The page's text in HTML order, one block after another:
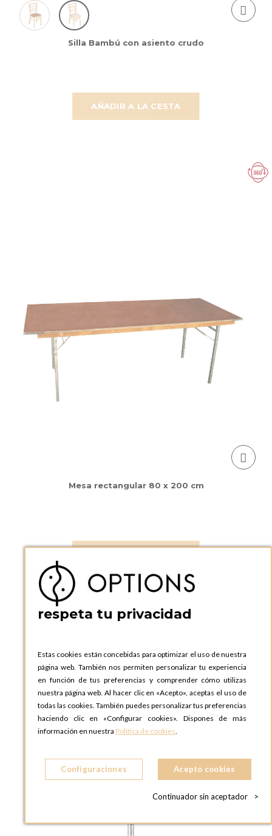
AÑADIR A LA CESTA
Silla Bambú con asiento crudo
Mesa rectangular 80 x 200 cm
respeta tu privacidad
Estas cookies están concebidas para optimizar el uso de nuestra
página web. También nos permiten personalizar tu experiencia
en función de tus preferencias y comprender cómo utilizas
nuestra página web. Al hacer clic en «Acepto», aceptas el uso de
todas las cookies. También puedes personalizar tus preferencias
haciendo clic en «Configurar cookies». Dispones de más
información en nuestra Política de cookies.
Configuraciones Acepto cookies
Continuador sin aceptador >